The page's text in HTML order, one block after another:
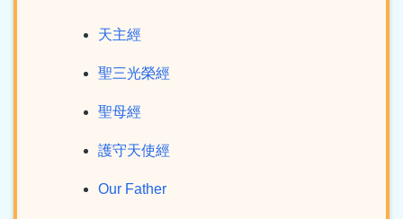
天主經
聖三光榮經
聖母經
護守天使經
Our Father